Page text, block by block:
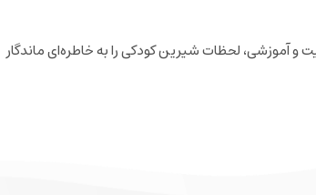
و آموزشی، لحظات شیرین کودکی را به خاطره‌ای ماندگار